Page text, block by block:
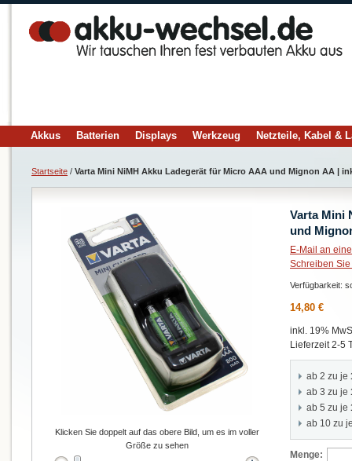
Akkus Batterien Displays Werkzeug Netzteile, Kabel &
Startseite / Varta Mini NiMH Akku Ladegerät für Micro AAA und Mignon AA |
Varta Mini
und
E-Mail an
Schreiben
Verfügbarkeit:
14,80 €
inkl. 19%
Lieferzeit 2-5
ab 2 zu je
ab 3 zu je
ab 5 zu je
ab 10 zu
Menge:
Klicken Sie doppelt auf das obere Bild, um es im voller
Größe zu sehen